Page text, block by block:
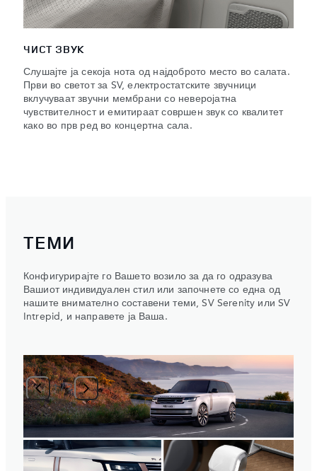
ЧИСТ ЗВУК
Слушајте ја секоја нота од најдоброто место во салата.
Први во светот за SV, електростатските звучници
вклучуваат звучни мембрани со неверојатна
чувствителност и емитираат совршен звук со квалитет
како во прв ред во концертна сала.
ТЕМИ
Конфигурирајте го Вашето возило за да го одразува
Вашиот индивидуален стил или започнете со една од
нашите внимателно составени теми, SV Serenity или SV
Intrepid, и направете ја Ваша.
1/2